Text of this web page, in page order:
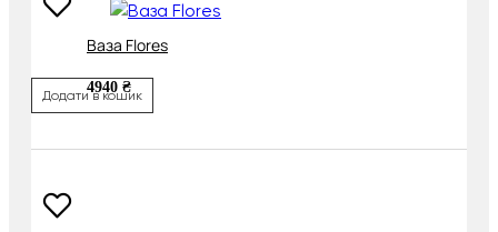
Ваза Flores
4940 ₴
Додати в кошик